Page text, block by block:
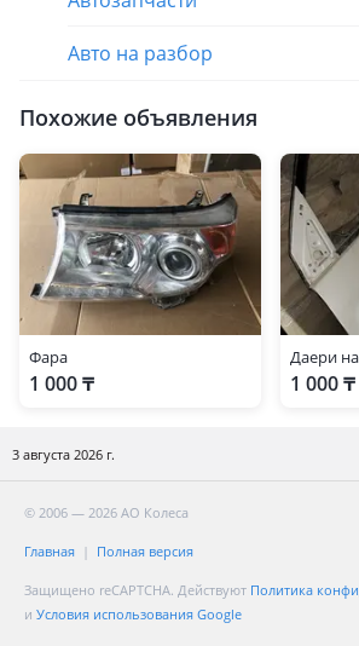
Авто на разбор
Похожие объявления
Фара
1 000 ₸
Даери
1 000 ₸
3 августа 2026 г.
© 2006 — 2026 АО Колеса
Главная Полная версия
Защищено reCAPTCHA. Действуют Политика
и Условия использования Google